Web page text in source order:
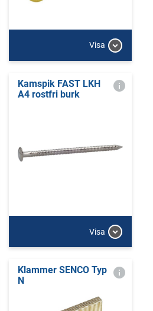
Visa
Kamspik FAST LKH
A4 rostfri burk
Visa
Klammer SENCO Typ
N